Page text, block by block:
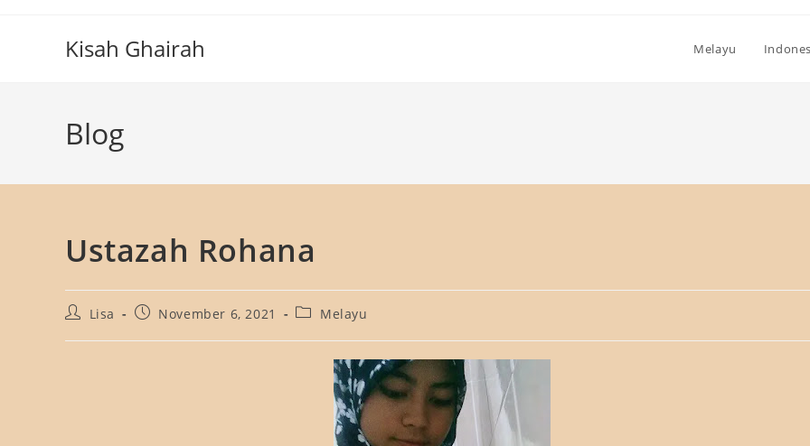
Kisah Ghairah Melayu
Blog
Ustazah Rohana
PostLisa
PostNovember 6, 2021
PostMelayu